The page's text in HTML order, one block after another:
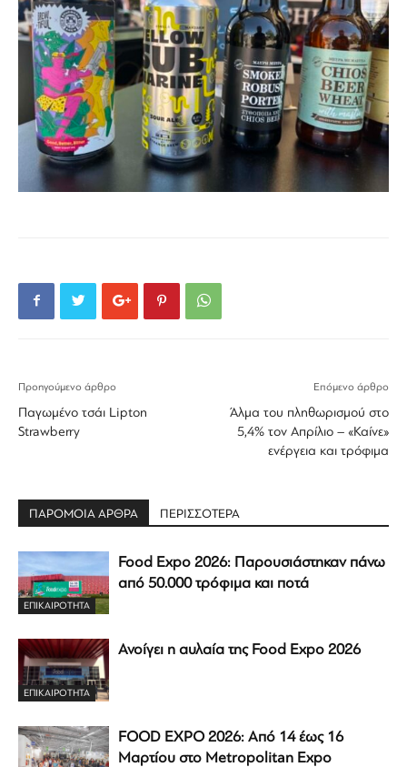
Προηγούμενο άρθρο
Παγωμένο τσάι Lipton
Strawberry
Επόμενο άρθρο
Άλμα του πληθωρισμού στο
5,4% τον Απρίλιο – «Καίνε»
ενέργεια και τρόφιμα
ΠΑΡΟΜΟΙΑ ΑΡΘΡΑ ΠΕΡΙΣΣΟΤΕΡΑ
ΕΠΙΚΑΙΡΟΤΗΤΑ
Food Expo 2026: Παρουσιάστηκαν πάνω
από 50.000 τρόφιμα και ποτά
ΕΠΙΚΑΙΡΟΤΗΤΑ
Ανοίγει η αυλαία της Food Expo 2026
FOOD EXPO 2026: Από 14 έως 16
Μαρτίου στο Metropolitan Expo